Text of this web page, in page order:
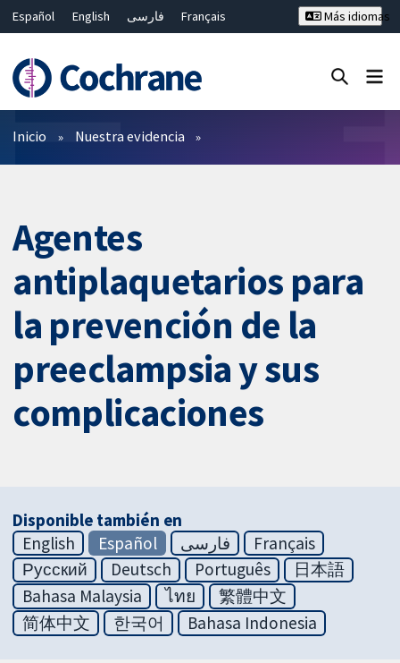
Español English فارسی
Français
Bahasa Malaysia
ไทย 繁體中文
Más idiomas
Filtros
Inicio Nuestra evidencia
Agentes
antiplaquetarios para
la prevención de la
preeclampsia y sus
complicaciones
Disponible también en
English
Español فارسی
Français
Русский
Deutsch Português
日本語
Bahasa Malaysia
ไทย
繁體中文
简体中文
한국어 Bahasa Indonesia